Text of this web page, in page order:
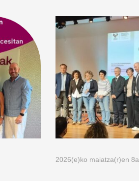
2026(e)ko maiatza(r)en 8a